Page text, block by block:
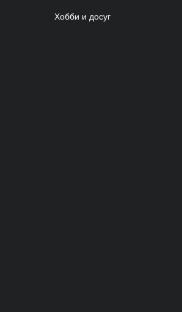
Хобби и досуг